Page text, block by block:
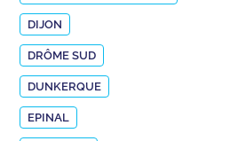
DIJON
DRÔME SUD
DUNKERQUE
EPINAL